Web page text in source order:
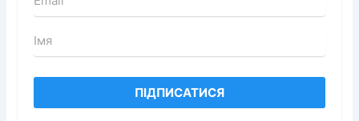
ПІДПИСАТИСЯ